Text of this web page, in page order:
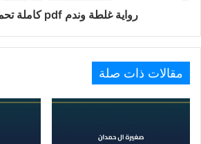
رواية غلطة وندم pdf كاملة تحميل 2023
مقالات ذات صلة